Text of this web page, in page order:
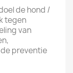
de hond /
tegen
van
preventie